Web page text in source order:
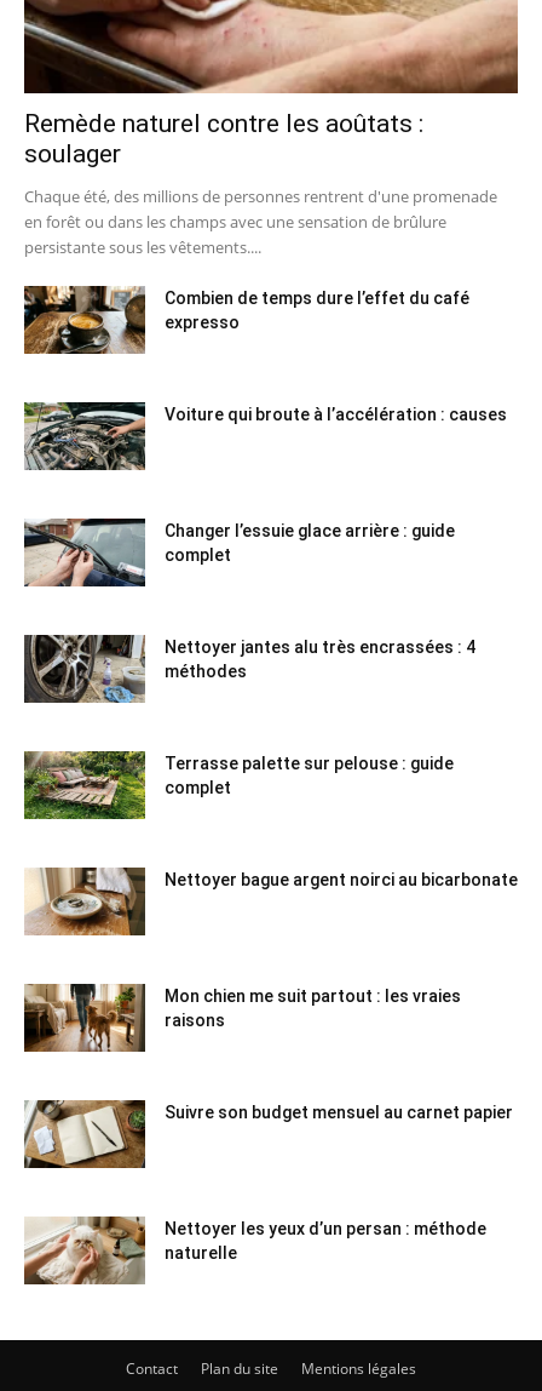
Remède naturel contre les aoûtats :
soulager
Chaque été, des millions de personnes rentrent d'une promenade
en forêt ou dans les champs avec une sensation de brûlure
persistante sous les vêtements....
Combien de temps dure l’effet du café
expresso
Voiture qui broute à l’accélération : causes
Changer l’essuie glace arrière : guide
complet
Nettoyer jantes alu très encrassées : 4
méthodes
Terrasse palette sur pelouse : guide
complet
Nettoyer bague argent noirci au bicarbonate
Mon chien me suit partout : les vraies
raisons
Suivre son budget mensuel au carnet papier
Nettoyer les yeux d’un persan : méthode
naturelle
Contact Plan du site Mentions légales